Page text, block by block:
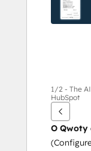
1/2 - The
HubSpot
O Qwoty